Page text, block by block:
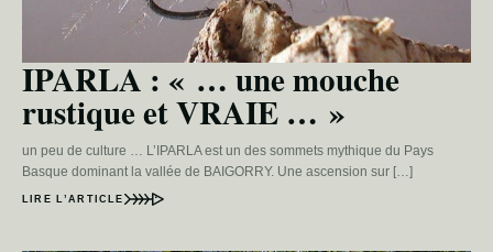
IPARLA : « … une mouche
rustique et VRAIE … »
un peu de culture … L’IPARLA est un des sommets mythique du Pays
Basque dominant la vallée de BAIGORRY. Une ascension sur […]
LIRE L’ARTICLE